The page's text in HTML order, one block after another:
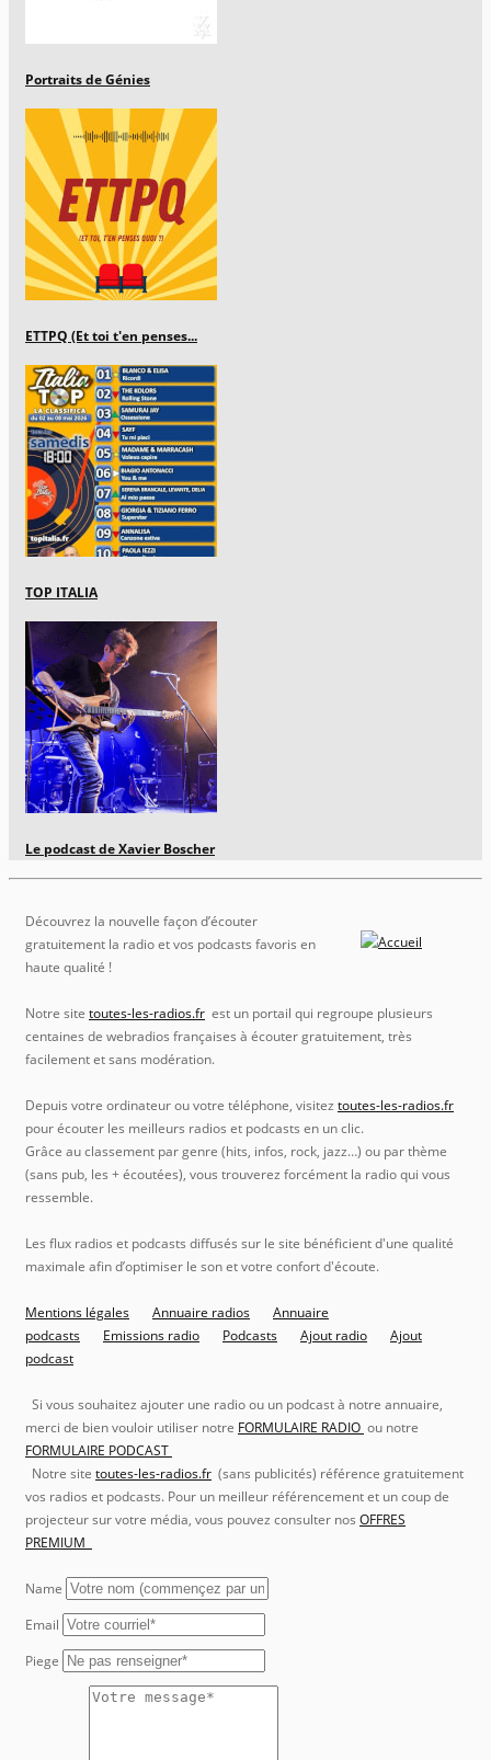
Portraits de Génies
ETTPQ (Et toi t'en penses...
TOP ITALIA
Le podcast de Xavier Boscher
Découvrez la nouvelle façon d’écouter
gratuitement la radio et vos podcasts favoris en
haute qualité !
Notre site toutes-les-radios.fr est un portail qui regroupe plusieurs
centaines de webradios françaises à écouter gratuitement, très
facilement et sans modération.
Depuis votre ordinateur ou votre téléphone, visitez toutes-les-radios.fr
pour écouter les meilleurs radios et podcasts en un clic.
Grâce au classement par genre (hits, infos, rock, jazz…) ou par thème
(sans pub, les + écoutées), vous trouverez forcément la radio qui vous
ressemble.
Les flux radios et podcasts diffusés sur le site bénéficient d'une qualité
maximale afin d’optimiser le son et votre confort d'écoute.
Mentions légales Annuaire radios
Annuaire
podcasts
Emissions radio Podcasts Ajout radio
Ajout
podcast
Si vous souhaitez ajouter une radio ou un podcast à notre annuaire,
merci de bien vouloir utiliser notre FORMULAIRE RADIO ou notre
FORMULAIRE PODCAST
Notre site toutes-les-radios.fr (sans publicités) référence gratuitement
vos radios et podcasts. Pour un meilleur référencement et un coup de
projecteur sur votre média, vous pouvez consulter nos OFFRES
PREMIUM
Name
Email
Piege